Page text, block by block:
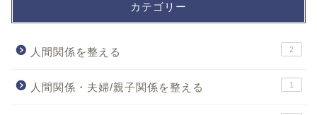
カテゴリー
人間関係を整える 2
人間関係・夫婦/親子関係を整える 1